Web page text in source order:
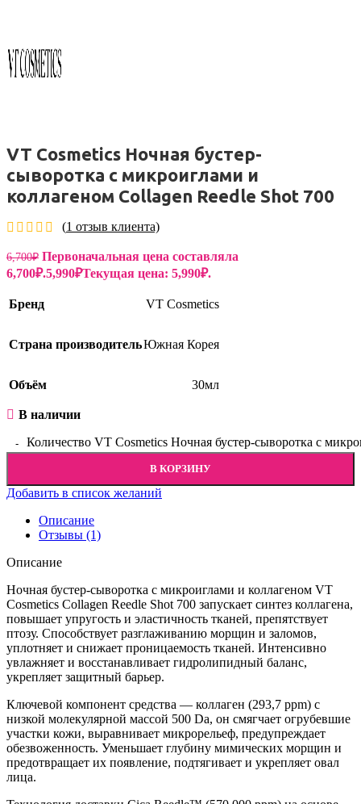
VT Cosmetics Ночная бустер-
сыворотка с микроиглами и
коллагеном Collagen Reedle Shot 700
(1 отзыв клиента)
6,700₽ Первоначальная цена составляла
6,700₽.5,990₽Текущая цена: 5,990₽.
Бренд VT Cosmetics
Страна производительЮжная Корея
Объём 30мл
В наличии
Количество VT Cosmetics Ночная бустер-сыворотка с
В КОРЗИНУ
Добавить в список желаний
Описание
Отзывы (1)
Описание
Ночная бустер-сыворотка с микроиглами и коллагеном VT
Cosmetics Collagen Reedle Shot 700 запускает синтез коллагена,
повышает упругость и эластичность тканей, препятствует
птозу. Способствует разглаживанию морщин и заломов,
уплотняет и снижает проницаемость тканей. Интенсивно
увлажняет и восстанавливает гидролипидный баланс,
укрепляет защитный барьер.
Ключевой компонент средства — коллаген (293,7 ppm) с
низкой молекулярной массой 500 Da, он смягчает огрубевшие
участки кожи, выравнивает микрорельеф, предупреждает
обезвоженность. Уменьшает глубину мимических морщин и
предотвращает их появление, подтягивает и укрепляет овал
лица.